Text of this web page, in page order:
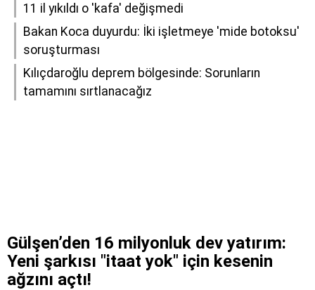
11 il yıkıldı o 'kafa' değişmedi
Bakan Koca duyurdu: İki işletmeye 'mide botoksu'
soruşturması
Kılıçdaroğlu deprem bölgesinde: Sorunların
tamamını sırtlanacağız
Gülşen’den 16 milyonluk dev yatırım:
Yeni şarkısı "itaat yok" için kesenin
ağzını açtı!